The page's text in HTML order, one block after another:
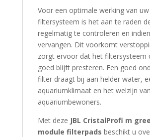
Voor een optimale werking van uw
filtersysteem is het aan te raden
regelmatig te controleren en
vervangen. Dit voorkomt
zorgt ervoor dat het filtersysteem
goed blijft presteren. Een goed
filter draagt bij aan helder water,
aquariumklimaat en het welzijn
aquariumbewoners.
Met deze JBL CristalProfi m
module filterpads beschikt u